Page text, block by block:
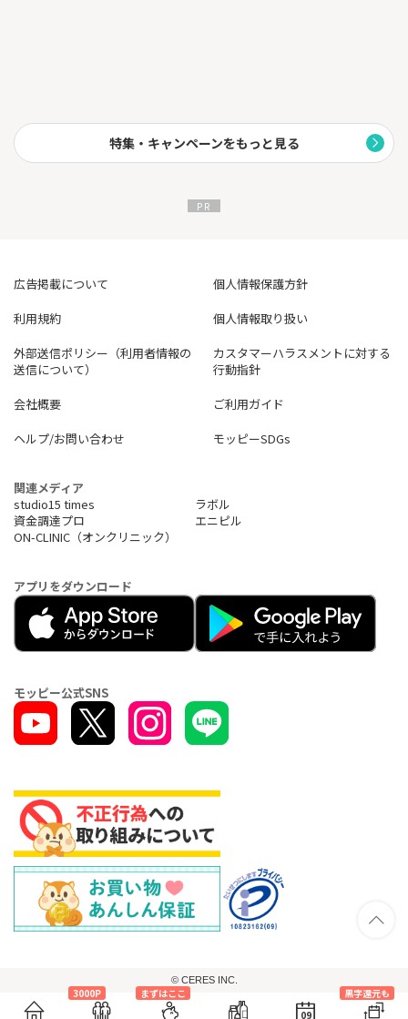
3000P
まずはここ
09
黒字還元も
特集・キャンペーンをもっと見る
広告掲載について
個人情報保護方針
利用規約
個人情報取り扱い
外部送信ポリシー（利用者情報の
送信について）
カスタマーハラスメントに対する
行動指針
会社概要
ご利用ガイド
ヘルプ/お問い合わせ
モッピーSDGs
関連メディア
studio15 times
ラボル
資金調達プロ
エニピル
ON-CLINIC（オンクリニック）
アプリをダウンロード
モッピー公式SNS
© CERES INC.